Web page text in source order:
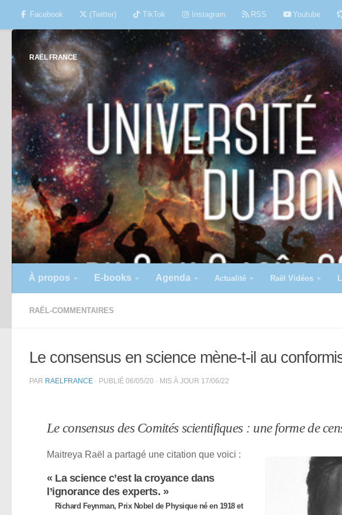
Skip to content
Facebook (Twitter) TikTok Instagram RSS Youtube
RAËL FRANCE
À propos E-books Agenda Actualité Raël Vidéos
RAËL-COMMENTAIRES
Le consensus en science mène-t-il au
PAR RAELFRANCE · PUBLIÉ 06/05/20 · MIS À JOUR 17/06/22
Le consensus des Comités scientifiques : une forme de
Maitreya Raël a partagé une citation que voici :
« La science c’est la croyance dans
l’ignorance des experts. »
Richard Feynman, Prix Nobel de Physique né en 1918 et